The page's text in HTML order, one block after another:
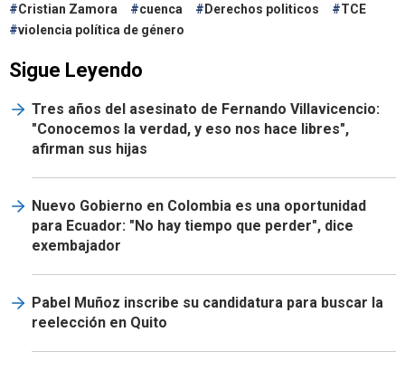
Cristian Zamora cuenca Derechos politicos
TCE
violencia política de género
Sigue Leyendo
Tres años del asesinato de Fernando Villavicencio:
"Conocemos la verdad, y eso nos hace libres",
afirman sus hijas
Nuevo Gobierno en Colombia es una oportunidad
para Ecuador: "No hay tiempo que perder", dice
exembajador
Pabel Muñoz inscribe su candidatura para buscar la
reelección en Quito